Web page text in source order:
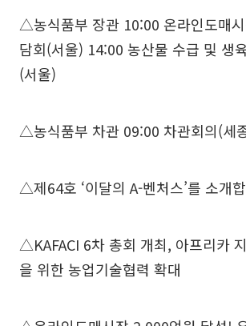
△농식품부 장관 10:00 온라인도매
담회(서울) 14:00 농산물 수급 및 생
(서울)
△농식품부 차관 09:00 차관회의(세
△제64호 ‘이달의 A-벤처스’를 소개
△KAFACI 6차 총회 개최, 아프리카
을 위한 농업기술협력 확대